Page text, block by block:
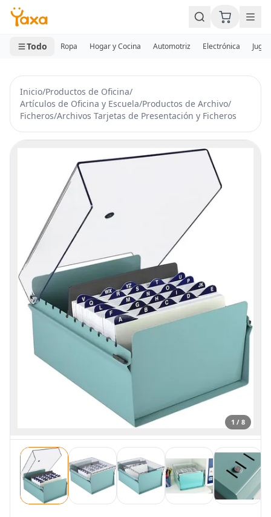
MINI CARRITO
0 productos
Todo Ropa Hogar y Cocina Automotriz Electrónica
Inicio/Productos de Oficina/
Artículos de Oficina y Escuela/Productos de Archivo/
Ficheros/Archivos Tarjetas de Presentación y Ficheros
1 / 8